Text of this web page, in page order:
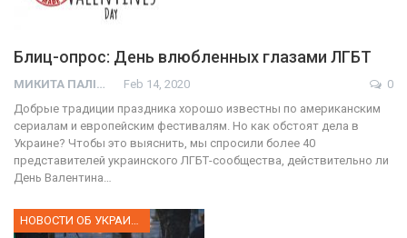
Блиц-опрос: День влюбленных глазами ЛГБТ
МИКИТА ПАЛІЙ Feb 14, 2020
0
Добрые традиции праздника хорошо известны по американским
сериалам и европейским фестивалям. Но как обстоят дела в
Украине? Чтобы это выяснить, мы спросили более 40
представителей украинского ЛГБТ-сообщества, действительно ли
День Валентина…